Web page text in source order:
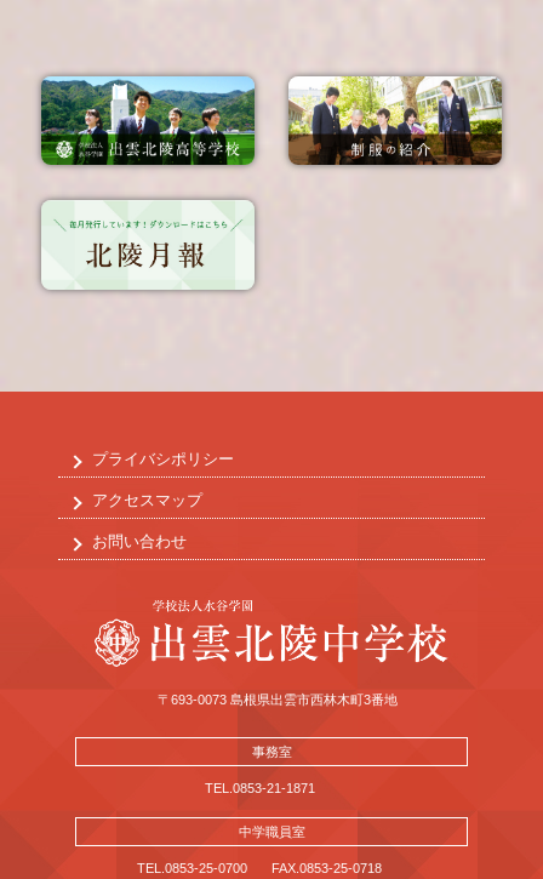
プライバシポリシー
アクセスマップ
お問い合わせ
〒693-0073 島根県出雲市西林木町3番地
事務室
TEL.0853-21-1871
中学職員室
TEL.0853-25-0700 FAX.0853-25-0718